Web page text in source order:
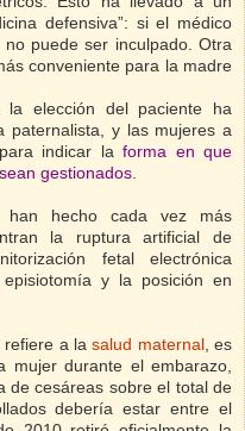
defensiva”: si el médico
puede ser inculpado. Otra
conveniente para la madre
la elección del paciente ha
paternalista, y las mujeres a
indicar la forma en que
gestionados
han hecho cada vez más
la ruptura artificial de
fetal electrónica
y la posición en
refiere a lasalud maternal, es
durante el embarazo,
de cesáreas sobre el total de
debería estar entre el